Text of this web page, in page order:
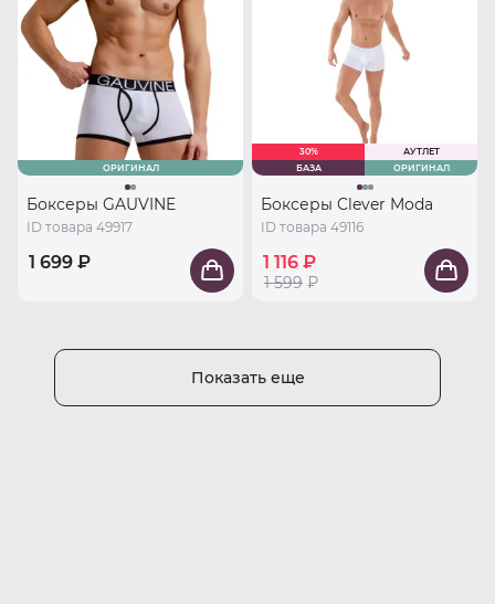
ОРИГИНАЛ
Боксеры GAUVINE
ID товара 49917
1 699 ₽
30%
АУТЛЕТ
БАЗА
ОРИГИНАЛ
Боксеры Clever Moda
ID товара 49116
1 116 ₽
1 599 ₽
Показать еще